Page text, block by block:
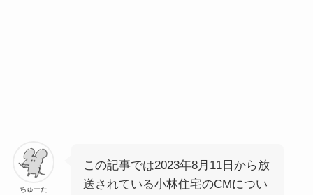
ちゅーた
この記事では2023年8月11日から放
送されている小林住宅のCMについ